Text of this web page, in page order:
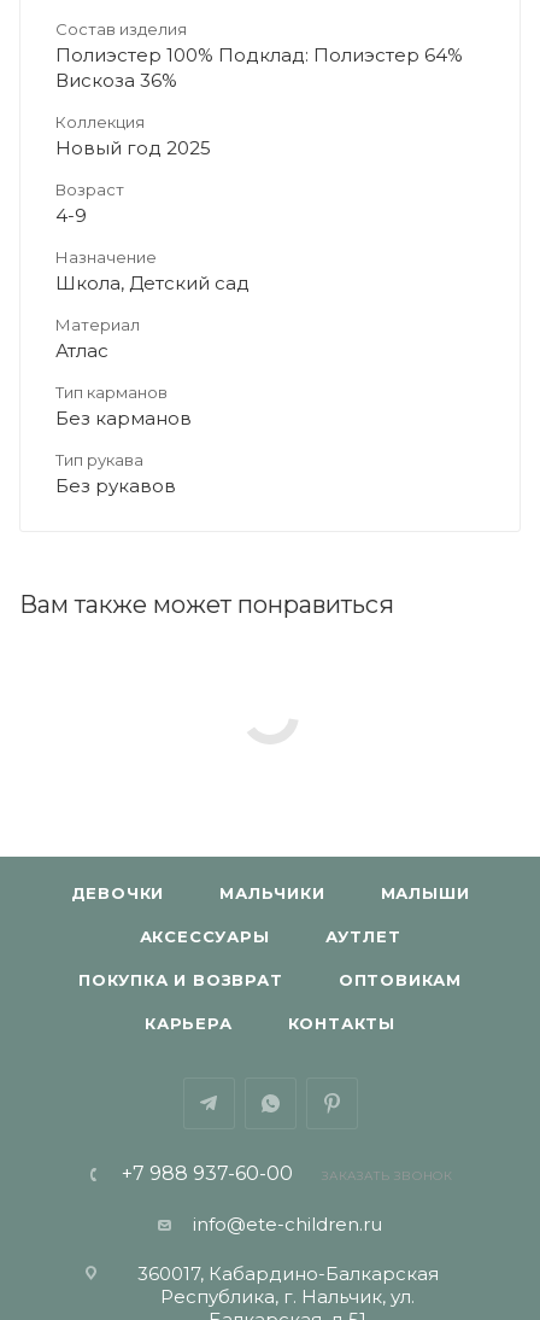
Состав изделия
Полиэстер 100% Подклад: Полиэстер 64%
Вискоза 36%
Коллекция
Новый год 2025
Возраст
4-9
Назначение
Школа, Детский сад
Материал
Атлас
Тип карманов
Без карманов
Тип рукава
Без рукавов
Вам также может понравиться
ДЕВОЧКИ МАЛЬЧИКИ МАЛЫШИ
АКСЕССУАРЫ АУТЛЕТ
ПОКУПКА И ВОЗВРАТ ОПТОВИКАМ
КАРЬЕРА КОНТАКТЫ
+7 988 937-60-00 ЗАКАЗАТЬ ЗВОНОК
info@ete-children.ru
360017, Кабардино-Балкарская
Республика, г. Нальчик, ул.